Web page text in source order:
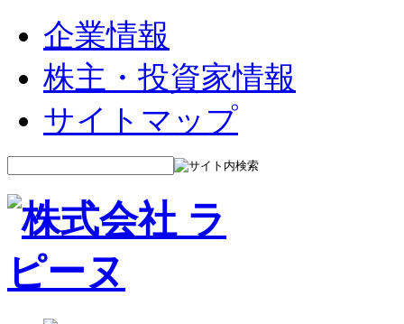
企業情報
株主・投資家情報
サイトマップ